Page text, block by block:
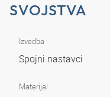
SVOJSTVA
Izvedba
Spojni nastavci
Materijal